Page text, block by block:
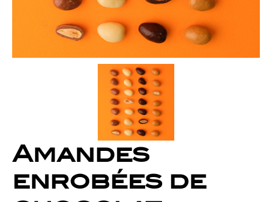
Amandes
enrobées de